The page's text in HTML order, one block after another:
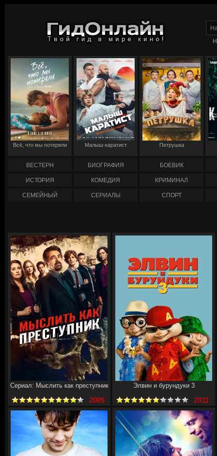
Всё, что мы потеряли Малыш-каратист Петрушка
ВЕСТЕРН БИОГРАФИЯ БОЕВИК
ИСТОРИЯ КОМЕДИЯ КРИМИНАЛ
СЕМЕЙНЫЙ СЕРИАЛЫ СПОРТ
Сериал: Мыслить как преступник
2005
Элвин и бурундуки 3
2011